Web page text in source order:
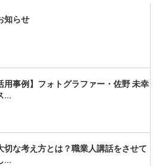
知らせ
用事例】フォトグラファー・佐野 未幸
...
切な考え方とは？職業人講話をさせて
...